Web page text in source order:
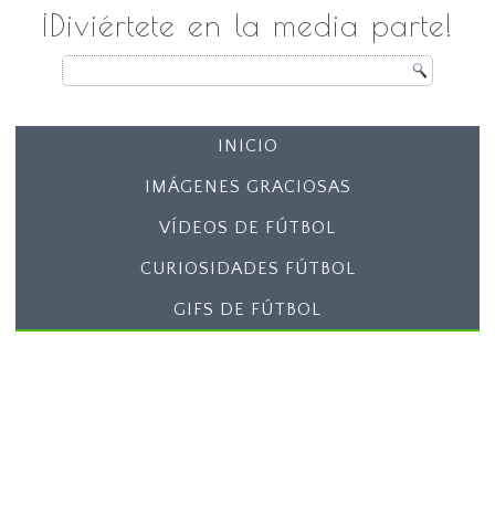
¡Diviértete en la media parte!
INICIO
IMÁGENES GRACIOSAS
VÍDEOS DE FÚTBOL
CURIOSIDADES FÚTBOL
GIFS DE FÚTBOL